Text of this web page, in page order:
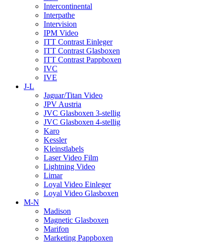
Intercontinental
Interpathe
Intervision
IPM Video
ITT Contrast Einleger
ITT Contrast Glasboxen
ITT Contrast Pappboxen
IVC
IVE
J-L
Jaguar/Titan Video
JPV Austria
JVC Glasboxen 3-stellig
JVC Glasboxen 4-stellig
Karo
Kessler
Kleinstlabels
Laser Video Film
Lightning Video
Limar
Loyal Video Einleger
Loyal Video Glasboxen
M-N
Madison
Magnetic Glasboxen
Marifon
Marketing Pappboxen